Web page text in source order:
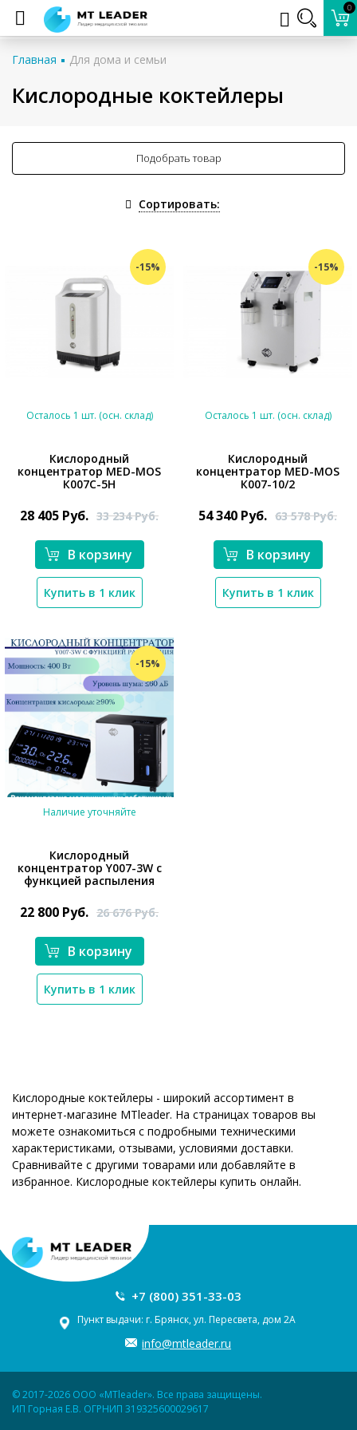
0
Главная Для дома и семьи
Кислородные коктейлеры
Подобрать товар
Сортировать:
-15%
*}
Осталось 1 шт. (осн. склад)
Кислородный
концентратор MED-MOS
К007С-5Н
28 405 Руб. 33 234Руб.
В корзину
Купить в 1 клик
-15%
*}
Осталось 1 шт. (осн. склад)
Кислородный
концентратор MED-MOS
К007-10/2
54 340 Руб. 63 578Руб.
В корзину
Купить в 1 клик
-15%
*}
Наличие уточняйте
Кислородный
концентратор Y007-3W с
функцией распыления
22 800 Руб. 26 676Руб.
В корзину
Купить в 1 клик
Кислородные коктейлеры - широкий ассортимент в
интернет-магазине MTleader. На страницах товаров вы
можете ознакомиться с подробными техническими
характеристиками, отзывами, условиями доставки.
Сравнивайте с другими товарами или добавляйте в
избранное. Кислородные коктейлеры купить онлайн.
+7 (800) 351-33-03
Пункт выдачи: г. Брянск, ул. Пересвета, дом 2А
info@mtleader.ru
© 2017-2026 ООО «MTleader». Все права защищены.
ИП Горная Е.В. ОГРНИП 319325600029617